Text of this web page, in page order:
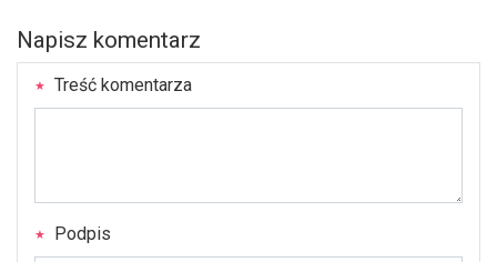
Napisz komentarz
Treść komentarza
Podpis